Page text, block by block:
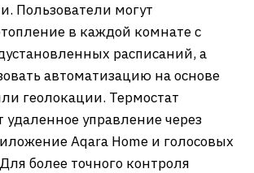
Пользователи могут
в каждой комнате с
расписаний, а
автоматизацию на основе
геолокации. Термостат
управление через
Aqara Home и голосовых
более точного контроля